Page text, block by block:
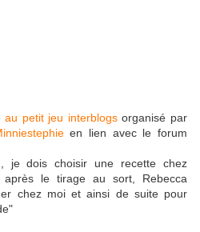
au petit jeu interblogsorganisé par
en lien avec le forum
je dois choisir une recette chez
le tirage au sort, Rebecca
chez moi et ainsi de suite pour